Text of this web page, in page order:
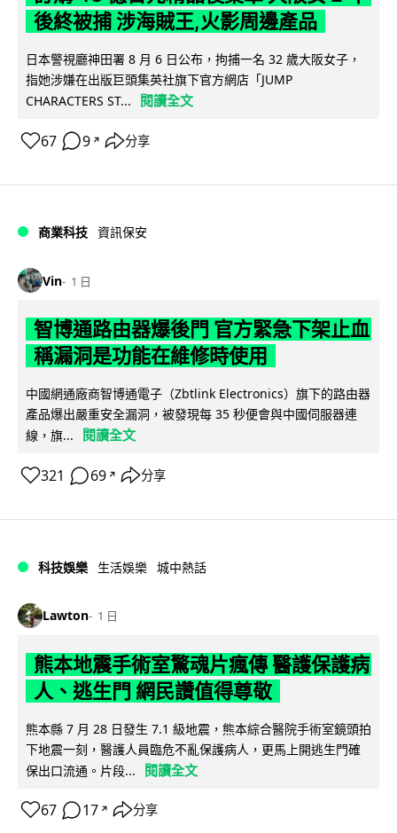
後終被捕 涉海賊王,火影周邊產品
日本警視廳神田署 8 月 6 日公布，拘捕一名 32 歲大阪女子，
指她涉嫌在出版巨頭集英社旗下官方網店「JUMP
CHARACTERS ST...
閱讀全文
67 9 ↗ 分享
商業科技 資訊保安
Vin 1 日
智博通路由器爆後門 官方緊急下架止血
稱漏洞是功能在維修時使用
中國網通廠商智博通電子（Zbtlink Electronics）旗下的路由器
產品爆出嚴重安全漏洞，被發現每 35 秒便會與中國伺服器連
線，旗...
閱讀全文
321 69 ↗ 分享
科技娛樂 生活娛樂 城中熱話
Lawton 1 日
熊本地震手術室驚魂片瘋傳 醫護保護病
人、逃生門 網民讚值得尊敬
熊本縣 7 月 28 日發生 7.1 級地震，熊本綜合醫院手術室鏡頭拍
下地震一刻，醫護人員臨危不亂保護病人，更馬上開逃生門確
保出口流通。片段...
閱讀全文
67 17 ↗ 分享